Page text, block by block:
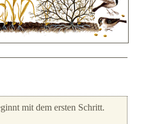
mit dem ersten Schritt.